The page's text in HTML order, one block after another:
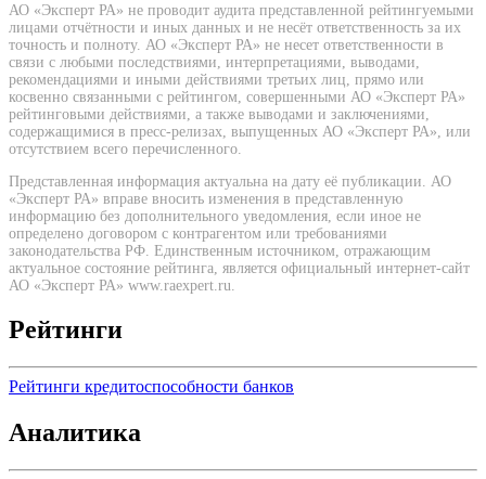
АО «Эксперт РА» не проводит аудита представленной рейтингуемыми
лицами отчётности и иных данных и не несёт ответственность за их
точность и полноту. АО «Эксперт РА» не несет ответственности в
связи с любыми последствиями, интерпретациями, выводами,
рекомендациями и иными действиями третьих лиц, прямо или
косвенно связанными с рейтингом, совершенными АО «Эксперт РА»
рейтинговыми действиями, а также выводами и заключениями,
содержащимися в пресс-релизах, выпущенных АО «Эксперт РА», или
отсутствием всего перечисленного.
Представленная информация актуальна на дату её публикации. АО
«Эксперт РА» вправе вносить изменения в представленную
информацию без дополнительного уведомления, если иное не
определено договором с контрагентом или требованиями
законодательства РФ. Единственным источником, отражающим
актуальное состояние рейтинга, является официальный интернет-сайт
АО «Эксперт РА» www.raexpert.ru.
Рейтинги
Рейтинги кредитоспособности банков
Аналитика